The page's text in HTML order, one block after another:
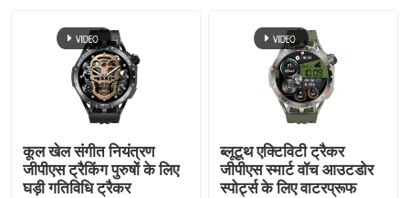
कूल खेल संगीत नियंत्रण
जीपीएस ट्रैकिंग पुरुषों के लिए
घड़ी गतिविधि ट्रैकर
ब्लूटूथ एक्टिविटी ट्रैकर
जीपीएस स्मार्ट वॉच आउटडोर
स्पोर्ट्स के लिए वाटरप्रूफ